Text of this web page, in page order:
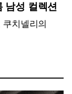
남성 컬렉션
치넬리의